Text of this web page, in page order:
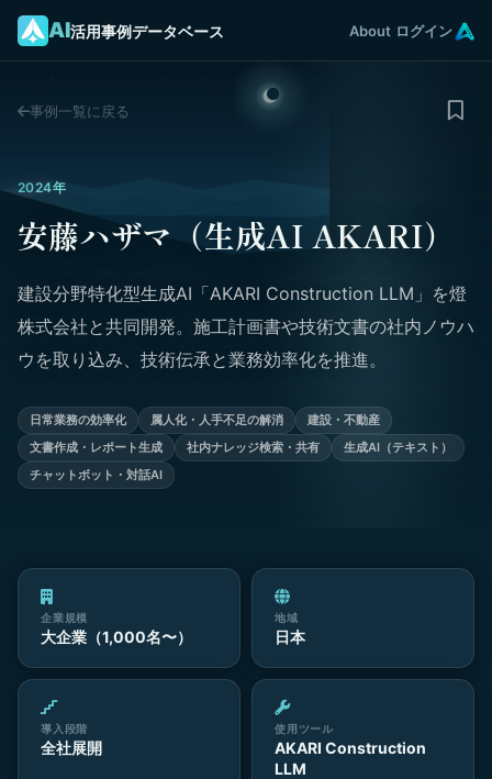
AI活用事例データベース About ログイン
事例一覧に戻る
2024年
安藤ハザマ（生成AI AKARI）
建設分野特化型生成AI「AKARI Construction LLM」を燈
株式会社と共同開発。施工計画書や技術文書の社内ノウハ
ウを取り込み、技術伝承と業務効率化を推進。
日常業務の効率化 属人化・人手不足の解消
建設・不動産
文書作成・レポート生成
社内ナレッジ検索・共有
生成AI（テキスト）
チャットボット・対話AI
企業規模
大企業（1,000名〜）
地域
日本
導入段階
全社展開
使用ツール
AKARI Construction
LLM